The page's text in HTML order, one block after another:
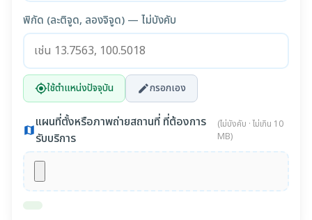
พิกัด (ละติจูด, ลองจิจูด) — ไม่บังคับ
my_locationใช้ตำแหน่งปัจจุบัน editกรอกเอง
mapแผนที่ตั้งหรือภาพถ่ายสถานที่ ที่ต้องการ
รับบริการ
(ไม่บังคับ · ไม่เกิน 10
MB)